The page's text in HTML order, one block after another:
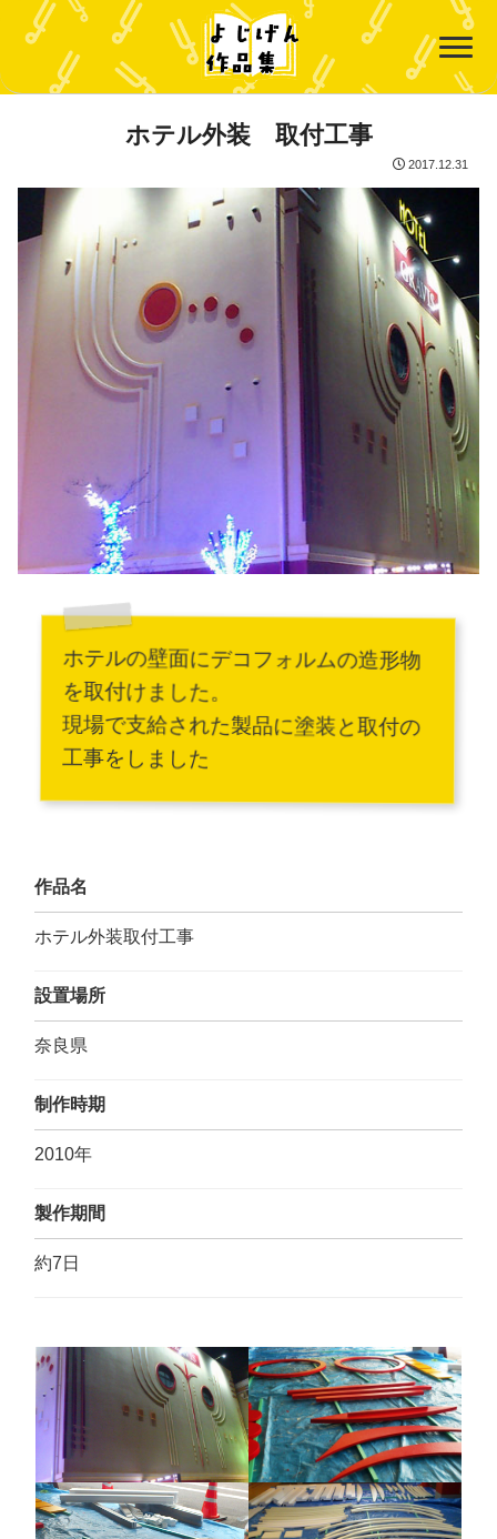
ホテル外装 取付工事
2017.12.31
ホテルの壁面にデコフォルムの造形物
を取付けました。
現場で支給された製品に塗装と取付の
工事をしました
作品名
ホテル外装取付工事
設置場所
奈良県
制作時期
2010年
製作期間
約7日